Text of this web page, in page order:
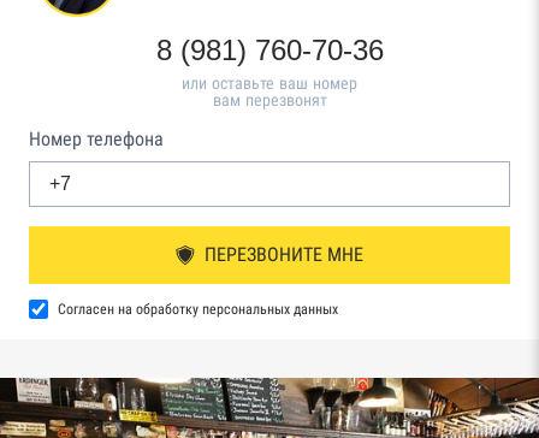
8 (981) 760-70-36
или оставьте ваш номер
вам перезвонят
Номер телефона
ПЕРЕЗВОНИТЕ МНЕ
Согласен на обработку персональных данных